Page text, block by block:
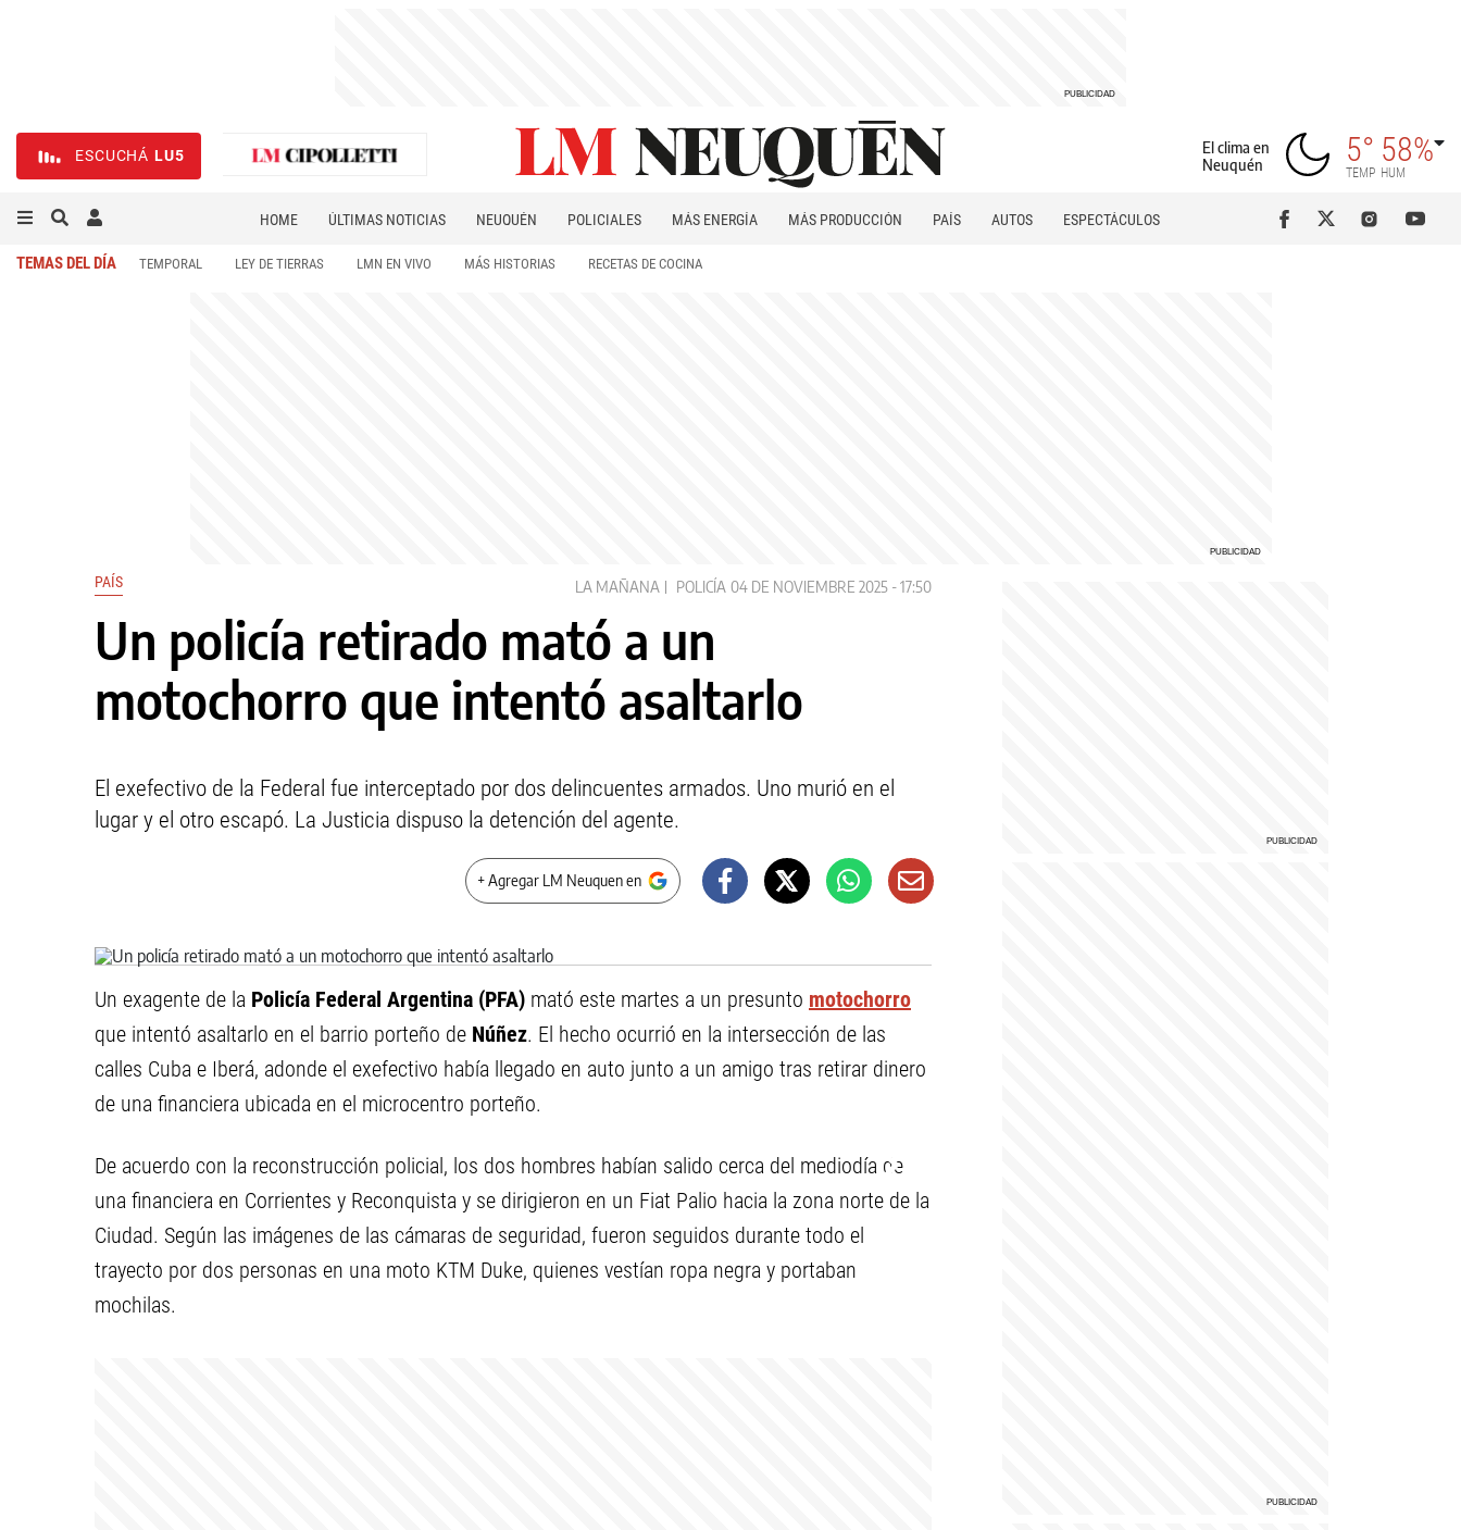
ESCUCHÁ LU5
El clima en
Neuquén
5°
TEMP
58%
HUM
HOME ÚLTIMAS NOTICIAS NEUQUÉN POLICIALES MÁS ENERGÍA MÁS PRODUCCIÓN PAÍS AUTOS
ESPECTÁCULOS
TEMAS DEL DÍA TEMPORAL LEY DE TIERRAS LMN EN VIVO MÁS HISTORIAS RECETAS DE COCINA
PAÍS LA MAÑANA POLICÍA 04 DE NOVIEMBRE 2025 - 17:50
Un policía retirado mató a un
motochorro que intentó asaltarlo
El exefectivo de la Federal fue interceptado por dos delincuentes armados. Uno murió en el
lugar y el otro escapó. La Justicia dispuso la detención del agente.
+ Agregar LM Neuquen en
Un exagente de la Policía Federal Argentina (PFA) mató este martes a un presunto motochorro
que intentó asaltarlo en el barrio porteño de Núñez. El hecho ocurrió en la intersección de las
calles Cuba e Iberá, adonde el exefectivo había llegado en auto junto a un amigo tras retirar dinero
de una financiera ubicada en el microcentro porteño.
De acuerdo con la reconstrucción policial, los dos hombres habían salido cerca del mediodía de
una financiera en Corrientes y Reconquista y se dirigieron en un Fiat Palio hacia la zona norte de la
Ciudad. Según las imágenes de las cámaras de seguridad, fueron seguidos durante todo el
trayecto por dos personas en una moto KTM Duke, quienes vestían ropa negra y portaban
mochilas.